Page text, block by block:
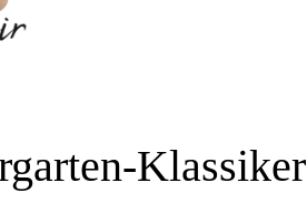
Klassiker